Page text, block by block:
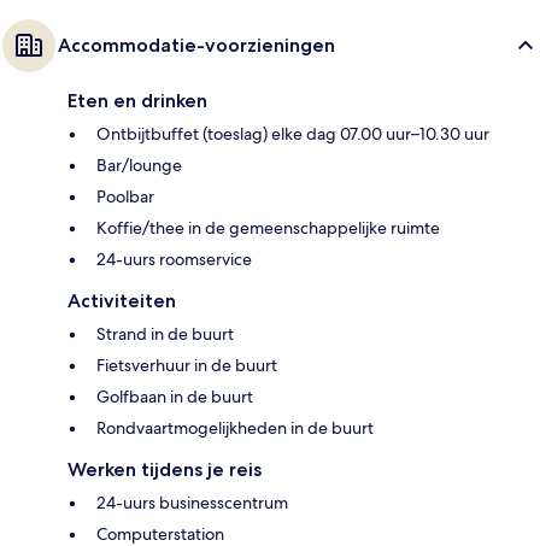
Accommodatie-voorzieningen
Eten en drinken
Ontbijtbuffet (toeslag) elke dag 07.00 uur–10.30 uur
Bar/lounge
Poolbar
Koffie/thee in de gemeenschappelijke ruimte
24-uurs roomservice
Activiteiten
Strand in de buurt
Fietsverhuur in de buurt
Golfbaan in de buurt
Rondvaartmogelijkheden in de buurt
Werken tijdens je reis
24-uurs businesscentrum
Computerstation